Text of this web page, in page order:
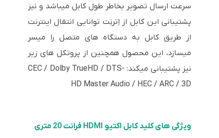
سرعت ارسال تصویر بخاطر طول کابل میباشد و نیز
پشتیبانی این کابل از اِترنِت توانایی انتقال اینترنت
از طریق کابل به دستگاه های متصل را میسر
میسازد، این محصول همچنین از پروتکل های زیر
نیز پشتیبانی میکند: CEC / Dolby TrueHD / DTS-
HD Master Audio / HEC / ARC / 3D
ویژگی های کلید کابل اکتیو HDMI فرانت 20 متری